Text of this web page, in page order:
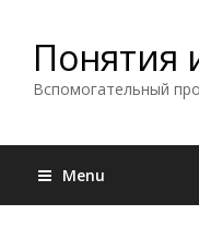
Понятия
Вспомогательный
Menu